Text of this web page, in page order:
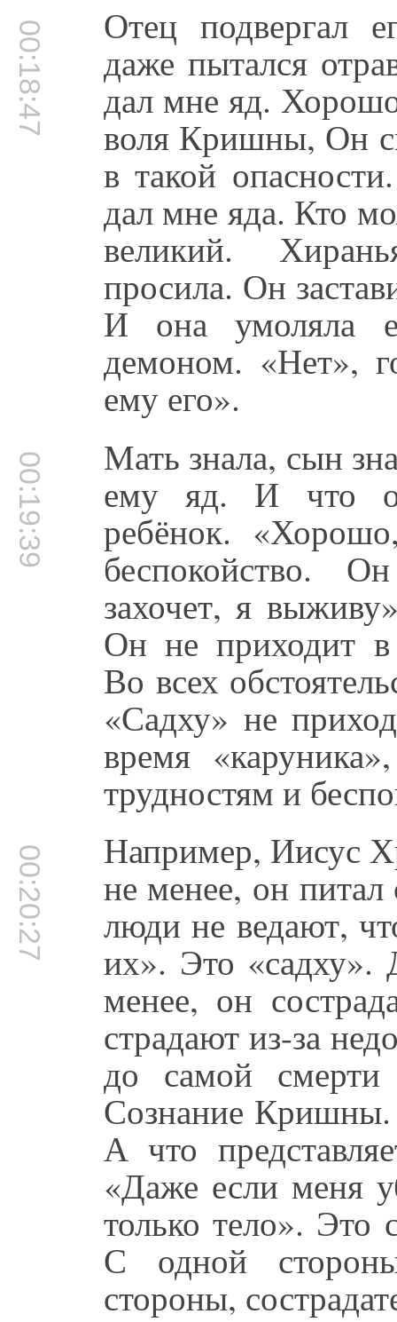
00:18:47 Отец подвергал
даже пытался
дал мне яд.
воля Кришны, Он
в такой
дал мне яда. Кто
великий.
просила. Он
И она умоляла
демоном. «Нет»,
ему его».
00:19:39 Мать знала, сын
ему яд. И что
ребёнок.
беспокойство.
захочет, я
Он не приходит в
Во всех
«Садху» не
время
трудностям и
00:20:27 Например, Иисус
не менее, он
люди не ведают,
их». Это
менее, он
страдают из-за
до самой смерти
Сознание Кришны.
А что
«Даже если меня
только тело». Это
С одной
стороны,